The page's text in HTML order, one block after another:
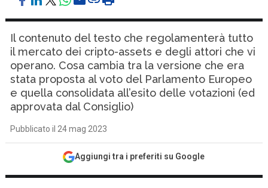
Il contenuto del testo che regolamenterà tutto
il mercato dei cripto-assets e degli attori che vi
operano. Cosa cambia tra la versione che era
stata proposta al voto del Parlamento Europeo
e quella consolidata all’esito delle votazioni (ed
approvata dal Consiglio)
Pubblicato il 24 mag 2023
Aggiungi tra i preferiti su Google